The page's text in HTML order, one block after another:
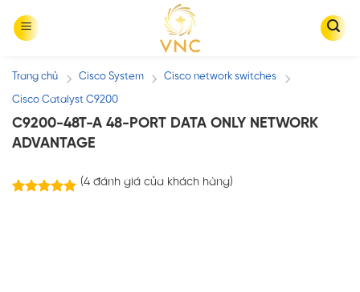
Trang chủ / Cisco System / Cisco network switches /
Cisco Catalyst C9200
C9200-48T-A 48-PORT DATA ONLY NETWORK
ADVANTAGE
(4đánh giá của khách hàng)